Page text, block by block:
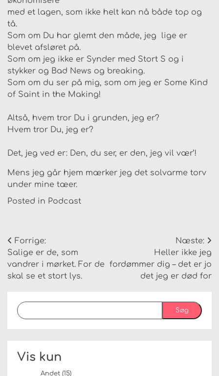
med et lagen, som ikke helt kan nå både top og
tå.
Som om Du har glemt den måde, jeg lige er
blevet afsløret på.
Som om jeg ikke er Synder med Stort S og i
stykker og Bad News og breaking.
Som om du ser på mig, som om jeg er Some Kind
of Saint in the Making!
Altså, hvem tror Du i grunden, jeg er?
Hvem tror Du, jeg er?
Det, jeg ved er: Den, du ser, er den, jeg vil vær’!
Mens jeg går hjem mærker jeg det solvarme torv
under mine tæer.
Posted in Podcast
Indlægsnavigation
Forrige:
Salige er de, som
vandrer i mørket. For de
skal se et stort lys.
Næste:
Heller ikke jeg
fordømmer dig – det er jo
det jeg er død for
Søg
Vis kun
Andet (15)